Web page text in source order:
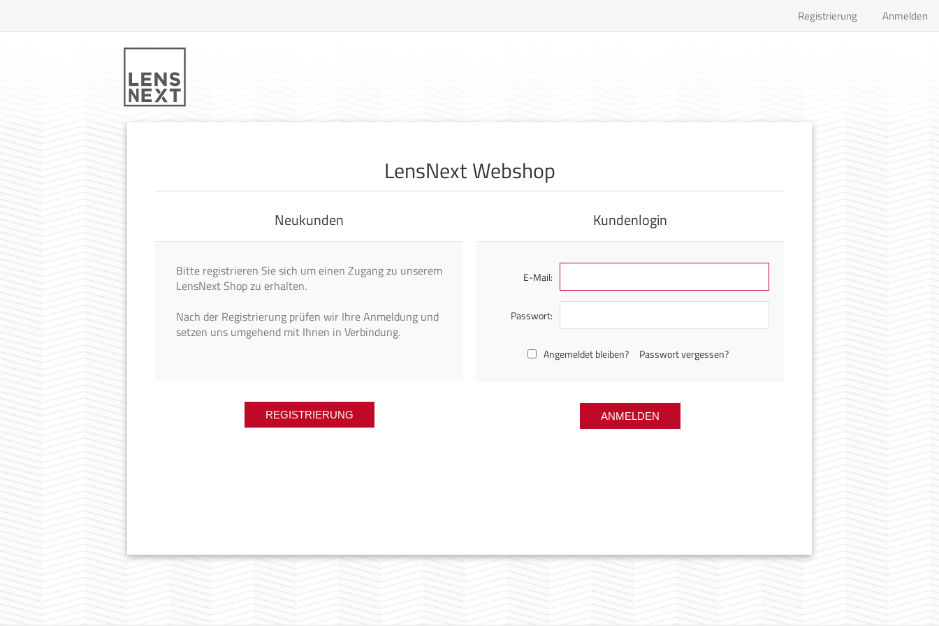
Registrierung Anmelden
LensNext Webshop
Neukunden
Bitte registrieren Sie sich um einen Zugang zu unserem
LensNext Shop zu erhalten.
Nach der Registrierung prüfen wir Ihre Anmeldung und
setzen uns umgehend mit Ihnen in Verbindung.
Kundenlogin
E-Mail:
Passwort:
Angemeldet bleiben? Passwort vergessen?